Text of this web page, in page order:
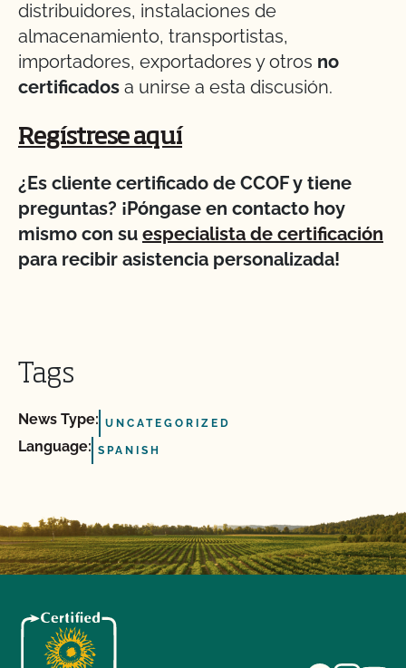
distribuidores, instalaciones de
almacenamiento, transportistas,
importadores, exportadores y otros no
certificados a unirse a esta discusión.
Regístrese aquí
¿Es cliente certificado de CCOF y tiene
preguntas? ¡Póngase en contacto hoy
mismo con su especialista de certificación
para recibir asistencia personalizada!
Tags
News Type: UNCATEGORIZED
Language: SPANISH